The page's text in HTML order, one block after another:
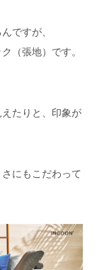
ですが、
（張地）です。
たりと、印象が
にもこだわって